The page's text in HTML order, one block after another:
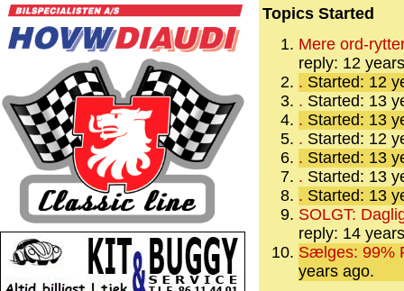
Topics Started
Mere ord-
reply: 12
. Started: 12
. Started: 13
. Started: 13
. Started: 12
. Started: 13
. Started: 13
. Started: 13
SOLGT:
reply: 14
Sælges: 99%
years ago.